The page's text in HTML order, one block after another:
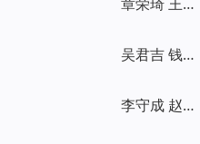
吴君吉 钱立波
李守成 赵军 何家伟